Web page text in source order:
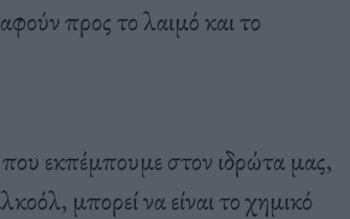
προς το λαιμό και το
εκπέμπουμε στον ιδρώτα μας,
μπορεί να είναι το χημικό